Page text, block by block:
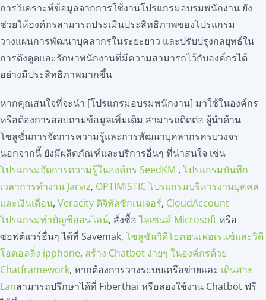
การวิเคราะห์ข้อมูลจากการใช้งานโปรแกรมอบรมพนักงาน ยัง
ช่วยให้องค์กรสามารถประเมินประสิทธิภาพของโปรแกรม
วางแผนการพัฒนาบุคลากรในระยะยาว และปรับปรุงกลยุทธ์ใน
การดึงดูดและรักษาพนักงานที่มีความสามารถไว้กับองค์กรได้
อย่างมีประสิทธิภาพมากขึ้น
หากคุณสนใจที่จะนำ [โปรแกรมอบรมพนักงาน] มาใช้ในองค์กร
หรือต้องการสอบถามข้อมูลเพิ่มเติม สามารถติดต่อ ผู้นำด้าน
โซลูชั่นการจัดการความรู้และการพัฒนาบุคลากรครบวงจร
นอกจากนี้ ยังมีผลิตภัณฑ์และบริการอื่นๆ ที่น่าสนใจ เช่น
โปรแกรมจัดการความรู้ในองค์กร SeedKM , โปรแกรมบันทึก
เวลาการทำงาน Jarviz, OPTIMISTIC โปรแกรมบริหารงานบุคคล
และเงินเดือน, Veracity ดิจิทัลซิกเนเจอร์, CloudAccount
โปรแกรมทำบัญชีออนไลน์, สั่งซื้อไลเซนส์ Microsoftหรือ
ซอฟต์แวร์อื่นๆ ได้ที่ Savemak, โซลูชันวิดีโอคอนเฟอเรนซ์และวิดี
โอคอลลิ่ง ipphone, สร้าง Chatbot ง่ายๆ ในองค์กรด้วย
Chatframework, หากต้องการวางระบบเครือข่ายและ เดินสาย
Lanสามารถปรึกษาได้ที่ Fiberthai หรือลองใช้งาน Chatbot ฟรี